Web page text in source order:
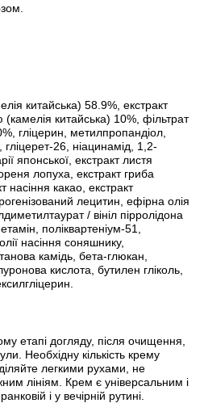
китайська) 58.9%, екстракт
китайська) 10%, фільтрат
гліцерин, метилпропандіол,
26, ніацинамід, 1,2-
японської, екстракт листя
лопуха, екстракт гриба
насіння какао, екстракт
лецитин, ефірна олія
/ вініл пірролідона
поліквартеніум-51,
насіння соняшнику,
камідь, бета-глюкан,
кислота, бутилен гліколь,
етапі догляду, після очищення,
Необхідну кількість крему
легкими рухами, не
лініям. Крем є універсальним і
і у вечірній рутині.